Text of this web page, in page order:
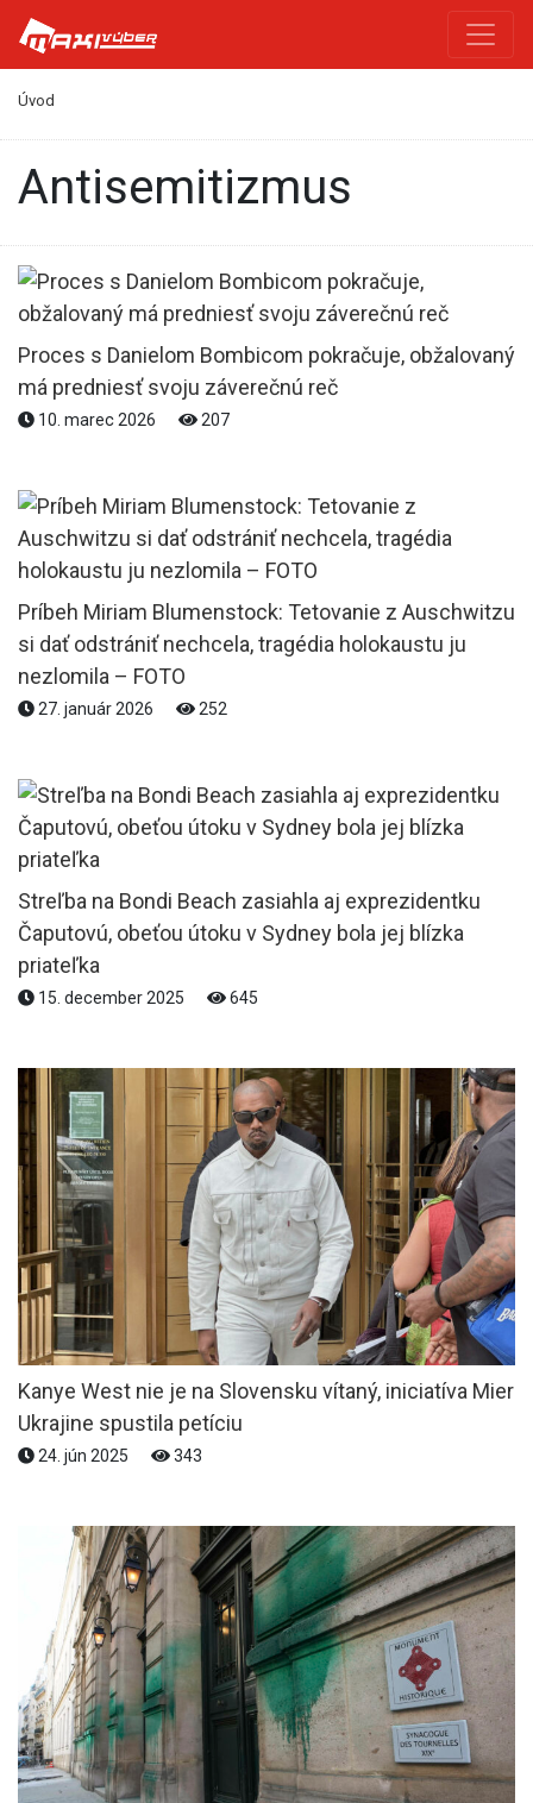
Úvod
antisemitizmus
Proces s Danielom Bombicom pokračuje, obžalovaný
má predniesť svoju záverečnú reč
10. marec 2026 207
Príbeh Miriam Blumenstock: Tetovanie z Auschwitzu
si dať odstrániť nechcela, tragédia holokaustu ju
nezlomila – FOTO
27. január 2026 252
Streľba na Bondi Beach zasiahla aj exprezidentku
Čaputovú, obeťou útoku v Sydney bola jej blízka
priateľka
15. december 2025 645
Kanye West nie je na Slovensku vítaný, iniciatíva Mier
Ukrajine spustila petíciu
24. jún 2025 343